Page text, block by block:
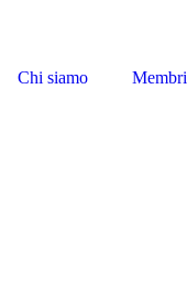
Chi siamo Membri